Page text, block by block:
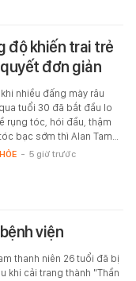
độ khiến trai trẻ
đơn giản
nhiều đấng mày râu
tuổi 30 đã bắt đầu lo
rụng tóc, hói đầu, thậm
bạc sớm thì Alan Tam…
- 5 giờ trước
viện
thanh niên 26 tuổi đã bị
khi cải trang thành "Thần